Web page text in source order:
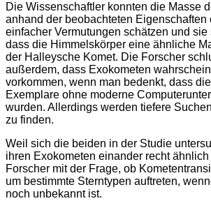
Die Wissenschaftler konnten die Masse
anhand der beobachteten Eigenschaften
einfacher Vermutungen schätzen und sie
dass die Himmelskörper eine ähnliche
der Halleysche Komet. Die Forscher
außerdem, dass Exokometen
vorkommen, wenn man bedenkt, dass
Exemplare ohne moderne
wurden. Allerdings werden tiefere
zu finden.
Weil sich die beiden in der Studie
ihren Exokometen einander recht
Forscher mit der Frage, ob
um bestimmte Sterntypen auftreten,
noch unbekannt ist.